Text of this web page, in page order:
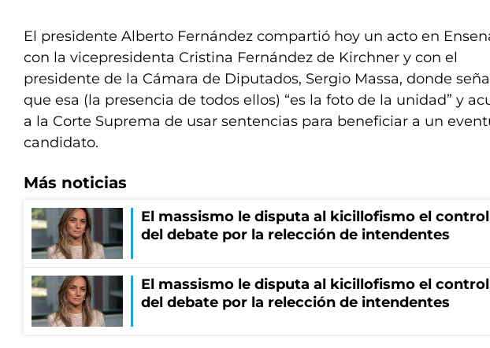
El presidente Alberto Fernández compartió hoy un acto en
con la vicepresidenta Cristina Fernández de Kirchner y con el
presidente de la Cámara de Diputados, Sergio Massa, donde
que esa (la presencia de todos ellos) “es la foto de la unidad” y
a la Corte Suprema de usar sentencias para beneficiar a un
candidato.
Más noticias
El massismo le disputa al kicillofismo el control
del debate por la relección de intendentes
El massismo le disputa al kicillofismo el control
del debate por la relección de intendentes